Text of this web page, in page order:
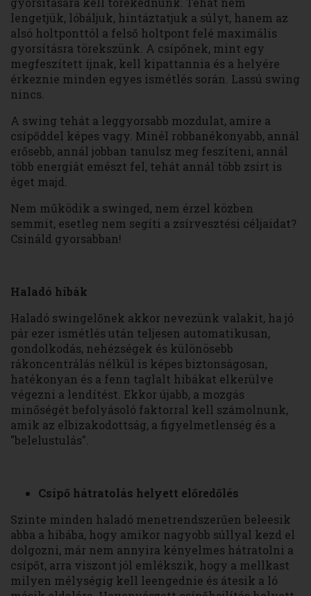
lengetjük, lóbáljuk, hintáztatjuk a súlyt, hanem az
alsó holtponttól a felső holtpont felé maximális
gyorsításra törekszünk. A csípőnek, mint egy
megfeszített íjnak, kell kipattannia és a helyére
érkeznie minden egyes ismétlés során. Lassú swing
nincs.
A swing tehát a leggyorsabb mozdulat, amire a
csípőddel képes vagy. Minél robbanékonyabb, annál
erősebb, annál jobban tanulsz meg feszíteni, annál
több energiát emészt fel, tehát annál több zsírt is
éget majd.
Nem működik a swinged, nem érzel közben
semmit, esetleg nem segíti a zsírvesztési céljaidat?
Csináld gyorsabban!
Haladó hibák
Haladó swingelőnek akkor nevezünk valakit, ha jó
pár ezer ismétlés után teljesen automatikusan,
gondolkodás, nehézségek és különösebb
rákoncentrálás nélkül is képes biztonságosan,
hatékonyan és a fenn taglalt hibákat elkerülve
végezni a lendítést. Ekkor újabb, a mozgás
minőségét befolyásoló faktorral kell számolnunk,
amik az elbizakodottság, a figyelmetlenség és a
"belelustulás".
Csípő hátratolás helyett előredőlés
Szinte minden haladó menetrendszerűen beleesik
abba a hibába, hogy amikor nagyobb súllyal kezd el
dolgozni, már nem annyira kényelmes hátratolni a
csípőt, arra viszont jól emlékszik, hogy a mellkast
milyen mélységig kell leengednie és átesik a ló